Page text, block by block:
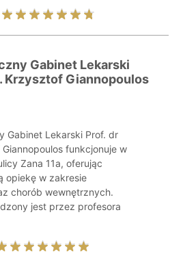
Gabinet Lekarski
Krzysztof Giannopoulos
Gabinet Lekarski Prof. dr
funkcjonuje w
Zana 11a, oferując
opiekę w zakresie
chorób wewnętrznych.
jest przez profesora